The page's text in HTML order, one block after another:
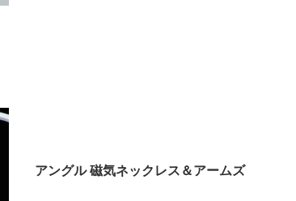
アングル 磁気ネックレス＆アームズ